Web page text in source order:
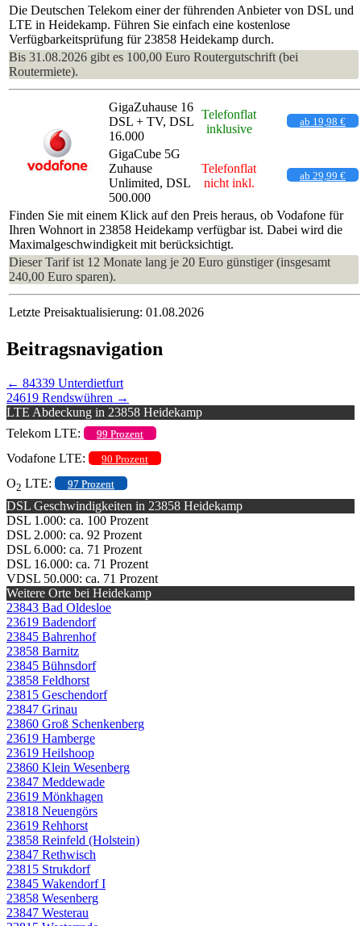
Die Deutschen Telekom einer der führenden Anbieter von DSL und
LTE in Heidekamp. Führen Sie einfach eine kostenlose
Verfügbarkeitsprüfung für 23858 Heidekamp durch.
Bis 31.08.2026 gibt es 100,00 Euro Routergutschrift (bei
Routermiete).
GigaZuhause 16
DSL + TV, DSL
16.000
Telefonflat
inklusive
ab 19,98 €
GigaCube 5G
Zuhause
Unlimited, DSL
500.000
Telefonflat
nicht inkl.
ab 29,99 €
Finden Sie mit einem Klick auf den Preis heraus, ob Vodafone für
Ihren Wohnort in 23858 Heidekamp verfügbar ist. Dabei wird die
Maximalgeschwindigkeit mit berücksichtigt.
Dieser Tarif ist 12 Monate lang je 20 Euro günstiger (insgesamt
240,00 Euro sparen).
Letzte Preisaktualisierung: 01.08.2026
Beitragsnavigation
← 84339 Unterdietfurt
24619 Rendswühren →
LTE Abdeckung in 23858 Heidekamp
Telekom LTE:
99 Prozent
Vodafone LTE: 90 Prozent
O2 LTE: 97 Prozent
DSL Geschwindigkeiten in 23858 Heidekamp
DSL 1.000: ca. 100 Prozent
DSL 2.000: ca. 92 Prozent
DSL 6.000: ca. 71 Prozent
DSL 16.000: ca. 71 Prozent
VDSL 50.000: ca. 71 Prozent
Weitere Orte bei Heidekamp
23843 Bad Oldesloe
23619 Badendorf
23845 Bahrenhof
23858 Barnitz
23845 Bühnsdorf
23858 Feldhorst
23815 Geschendorf
23847 Grinau
23860 Groß Schenkenberg
23619 Hamberge
23619 Heilshoop
23860 Klein Wesenberg
23847 Meddewade
23619 Mönkhagen
23818 Neuengörs
23619 Rehhorst
23858 Reinfeld (Holstein)
23847 Rethwisch
23815 Strukdorf
23845 Wakendorf I
23858 Wesenberg
23847 Westerau